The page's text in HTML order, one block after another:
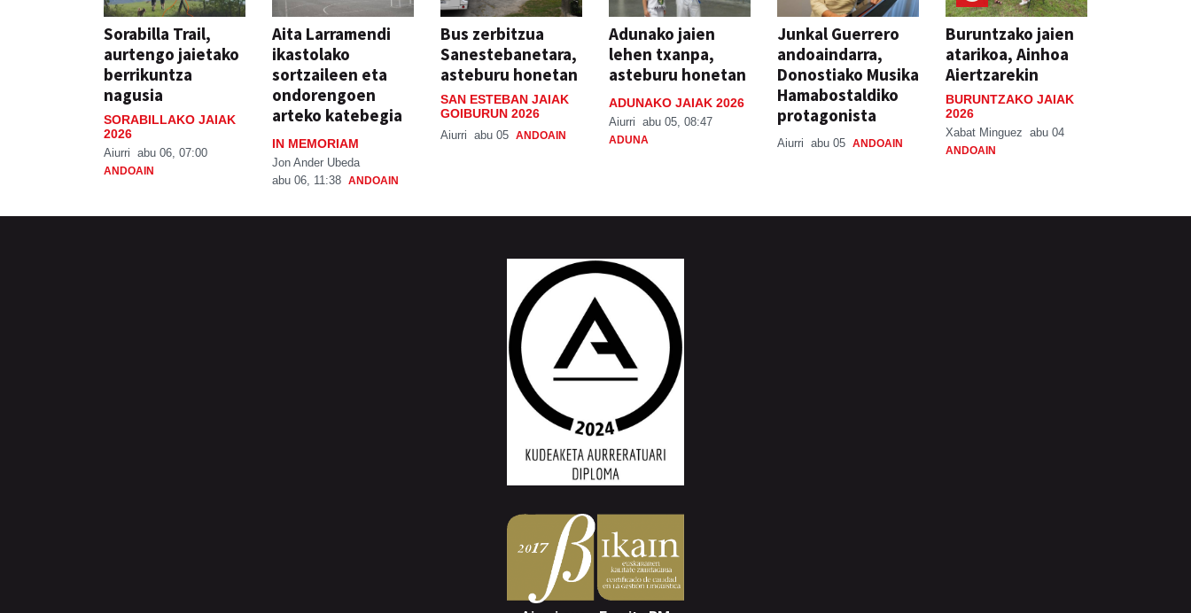
Sorabilla Trail,
aurtengo jaietako
berrikuntza
nagusia
SORABILLAKO JAIAK
2026
Aiurri abu 06, 07:00
ANDOAIN
Aita Larramendi
ikastolako
sortzaileen eta
ondorengoen
arteko katebegia
IN MEMORIAM
Jon Ander Ubeda
abu 06, 11:38 ANDOAIN
Bus zerbitzua
Sanestebanetara,
asteburu honetan
SAN ESTEBAN JAIAK
GOIBURUN 2026
Aiurri abu 05 ANDOAIN
Adunako jaien
lehen txanpa,
asteburu honetan
ADUNAKO JAIAK 2026
Aiurri abu 05, 08:47
ADUNA
Junkal Guerrero
andoaindarra,
Donostiako Musika
Hamabostaldiko
protagonista
Aiurri abu 05 ANDOAIN
Buruntzako jaien
atarikoa, Ainhoa
Aiertzarekin
BURUNTZAKO JAIAK
2026
Xabat Minguez abu 04
ANDOAIN